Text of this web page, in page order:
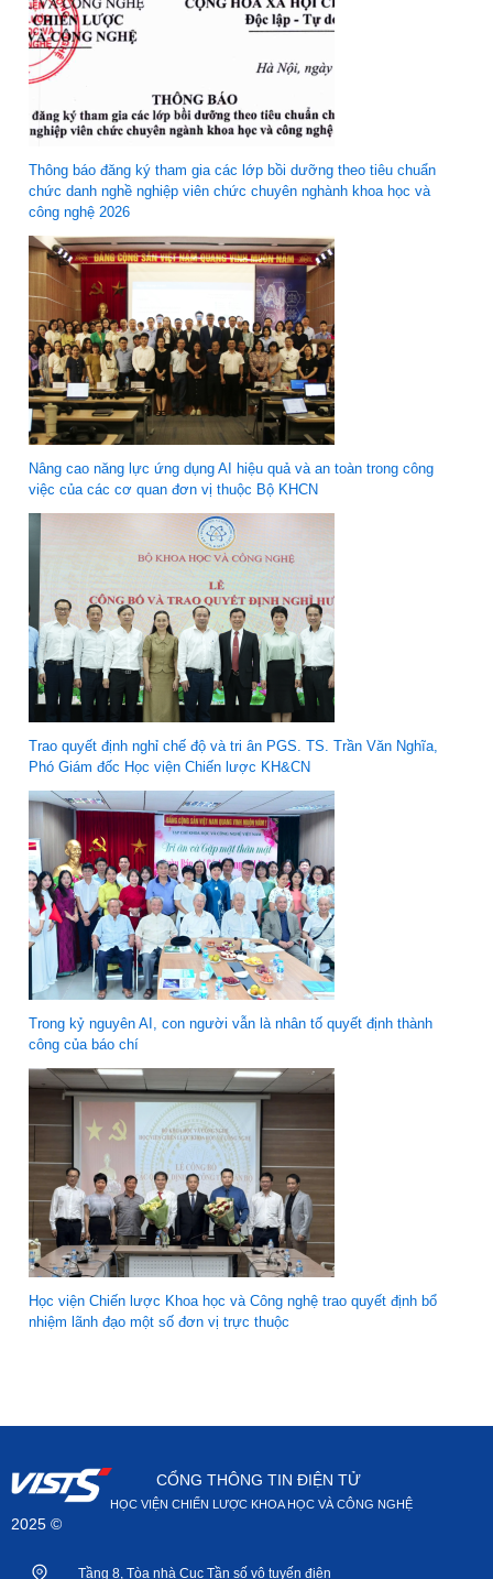
Thông báo đăng ký tham gia các lớp bồi dưỡng theo tiêu chuẩn
chức danh nghề nghiệp viên chức chuyên nghành khoa học và
công nghệ 2026
Nâng cao năng lực ứng dụng AI hiệu quả và an toàn trong công
việc của các cơ quan đơn vị thuộc Bộ KHCN
Trao quyết định nghỉ chế độ và tri ân PGS. TS. Trần Văn Nghĩa,
Phó Giám đốc Học viện Chiến lược KH&CN
Trong kỷ nguyên AI, con người vẫn là nhân tố quyết định thành
công của báo chí
Học viện Chiến lược Khoa học và Công nghệ trao quyết định bổ
nhiệm lãnh đạo một số đơn vị trực thuộc
2025 ©
CỔNG THÔNG TIN ĐIỆN TỬ
HỌC VIỆN CHIẾN LƯỢC KHOA HỌC VÀ CÔNG NGHỆ
Tầng 8, Tòa nhà Cục Tần số vô tuyến điện